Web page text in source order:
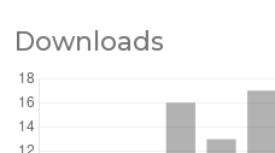
Downloads